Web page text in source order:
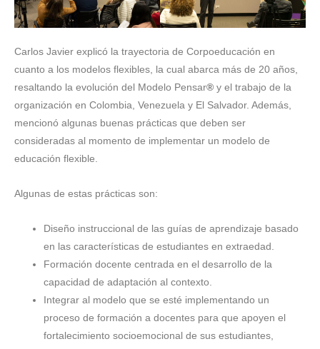
Carlos Javier explicó la trayectoria de Corpoeducación en
cuanto a los modelos flexibles, la cual abarca más de 20 años,
resaltando la evolución del Modelo Pensar® y el trabajo de la
organización en Colombia, Venezuela y El Salvador. Además,
mencionó algunas buenas prácticas que deben ser
consideradas al momento de implementar un modelo de
educación flexible.
Algunas de estas prácticas son:
Diseño instruccional de las guías de aprendizaje basado
en las características de estudiantes en extraedad.
Formación docente centrada en el desarrollo de la
capacidad de adaptación al contexto.
Integrar al modelo que se esté implementando un
proceso de formación a docentes para que apoyen el
fortalecimiento socioemocional de sus estudiantes,